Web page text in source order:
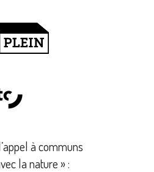
à communs
la nature » :